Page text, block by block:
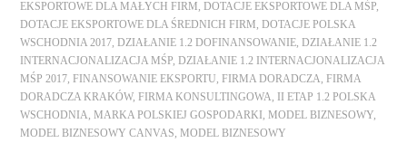
EKSPORTOWE DLA MAŁYCH FIRM
DOTACJE EKSPORTOWE DLA MŚP
DOTACJE EKSPORTOWE DLA ŚREDNICH FIRM
DOTACJE POLSKA
WSCHODNIA 2017
DZIAŁANIE 1.2 DOFINANSOWANIE
DZIAŁANIE 1.2
INTERNACJONALIZACJA MŚP
DZIAŁANIE 1.2 INTERNACJONALIZACJA
MŚP 2017
FINANSOWANIE EKSPORTU FIRMA DORADCZA
FIRMA
DORADCZA KRAKÓW, FIRMA KONSULTINGOWA
II ETAP 1.2 POLSKA
WSCHODNIA
MARKA POLSKIEJ GOSPODARKI MODEL BIZNESOWY
MODEL BIZNESOWY CANVAS
MODEL BIZNESOWY